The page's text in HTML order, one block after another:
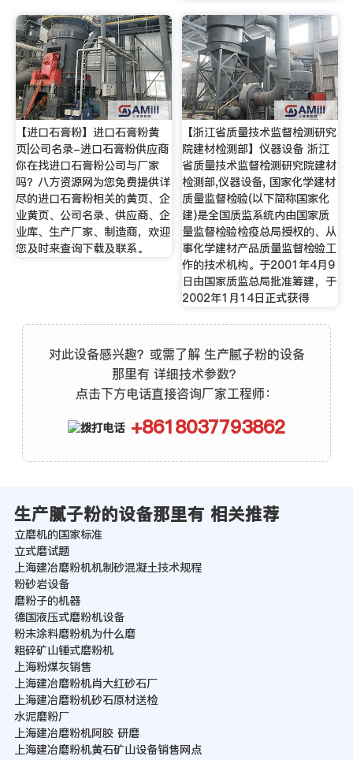
【进口石膏粉】进口石膏粉黄
页|公司名录-进口石膏粉供应商
你在找进口石膏粉公司与厂家
吗？八方资源网为您免费提供详
尽的进口石膏粉相关的黄页、企
业黄页、公司名录、供应商、企
业库、生产厂家、制造商，欢迎
您及时来查询下载及联系。
【浙江省质量技术监督检测研究
院建材检测部】仪器设备 浙江
省质量技术监督检测研究院建材
检测部,仪器设备, 国家化学建材
质量监督检验(以下简称国家化
建)是全国质监系统内由国家质
量监督检验检疫总局授权的、从
事化学建材产品质量监督检验工
作的技术机构。于2001年4月9
日由国家质监总局批准筹建，于
2002年1月14日正式获得
对此设备感兴趣？或需了解 生产腻子粉的设备
那里有 详细技术参数？
点击下方电话直接咨询厂家工程师：
+8618037793862
生产腻子粉的设备那里有 相关推荐
立磨机的国家标准
立式磨试题
上海建冶磨粉机机制砂混凝土技术规程
粉砂岩设备
磨粉子的机器
德国液压式磨粉机设备
粉末涂料磨粉机为什么磨
粗碎矿山锤式磨粉机
上海粉煤灰销售
上海建冶磨粉机肖大红砂石厂
上海建冶磨粉机砂石原材送检
水泥磨粉厂
上海建冶磨粉机阿胶 研磨
上海建冶磨粉机黄石矿山设备销售网点